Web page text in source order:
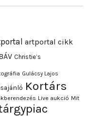
artportal cikk
Christie’s
Gulácsy Lajos
Kortárs
Live aukció Mit